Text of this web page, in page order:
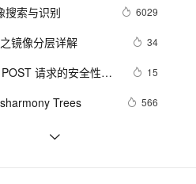
搜索与识别 6029
镜像分层详解 34
请求的安全性有
15
Trees 566
之Apache服务器安装
TTS-Flash
V3-Flash
型发布
化模拟渗透攻击产品发布
署网站，快速应用到小程序
加速
景组合购
AI产品，从模型到应用全链提效
务
作伙伴
作伙伴管理后台
反馈
议
诉